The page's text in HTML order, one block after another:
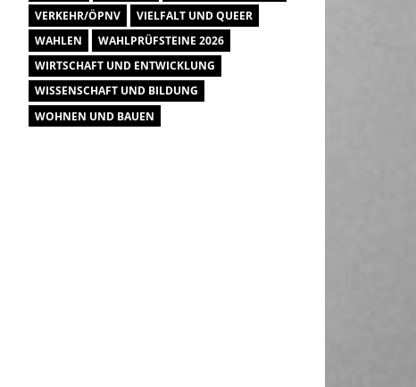
VERKEHR/ÖPNV
VIELFALT UND QUEER
WAHLEN
WAHLPRÜFSTEINE 2026
WIRTSCHAFT UND ENTWICKLUNG
WISSENSCHAFT UND BILDUNG
WOHNEN UND BAUEN